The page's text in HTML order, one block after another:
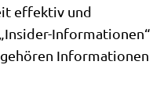
effektiv und
Informationen“
Informationen